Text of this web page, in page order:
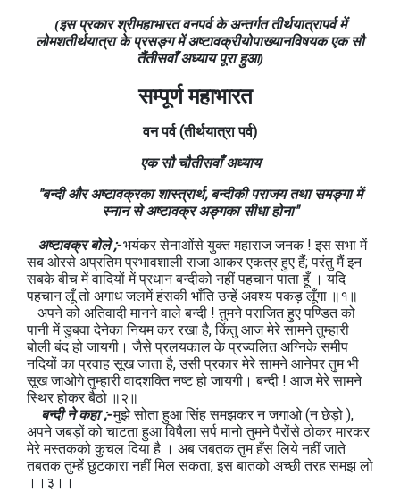
(इस प्रकार श्रीमहाभारत वनपर्व के अन्तर्गत तीर्थयात्रापर्व में
लोमशतीर्थयात्रा के प्रसङ्ग में अष्टावक्रीयोपाख्यानविषयक एक सौ
तैंतीसवाँ अध्याय पूरा हुआ)
सम्पूर्ण महाभारत
वनपर्व(तीर्थयात्रा पर्व)
एक सौ चौतीसवाँ अध्याय
"बन्दी और अष्टावक्रका शास्त्रार्थ, बन्दीकी पराजय तथा समङ्गा में
स्नान से अष्टावक्र अङ्गका सीधा होना"
अष्टावक्र बोले ;-भयंकर सेनाओंसे युक्त महाराज जनक ! इस सभा में
सब ओरसे अप्रतिम प्रभावशाली राजा आकर एकत्र हुए हैं; परंतु मैं इन
सबके बीच में वादियों में प्रधान बन्दीको नहीं पहचान पाता हूँ । यदि
पहचान लूँ तो अगाध जलमें हंसकी भाँति उन्हें अवश्य पकड़ लूँगा ॥१॥
अपने को अतिवादी मानने वाले बन्दी ! तुमने पराजित हुए पण्डित को
पानी में डुबवा देनेका नियम कर रखा है, किंतु आज मेरे सामने तुम्हारी
बोली बंद हो जायगी। जैसे प्रलयकाल के प्रज्वलित अग्निके समीप
नदियों का प्रवाह सूख जाता है, उसी प्रकार मेरे सामने आनेपर तुम भी
सूख जाओगे तुम्हारी वादशक्ति नष्ट हो जायगी। बन्दी ! आज मेरे सामने
स्थिर होकर बैठो ॥२॥
बन्दी ने कहा ;-मुझे सोता हुआ सिंह समझकर न जगाओ (न छेड़ो ),
अपने जबड़ों को चाटता हुआ विषैला सर्प मानो तुमने पैरोंसे ठोकर मारकर
मेरे मस्तकको कुचल दिया है । अब जबतक तुम हँस लिये नहीं जाते
तबतक तुम्हें छुटकारा नहीं मिल सकता, इस बातको अच्छी तरह समझ लो
।।३।।